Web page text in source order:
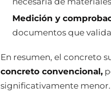
Medición y
documentos que
En resumen, el concreto
concreto convencional,
significativamente menor.